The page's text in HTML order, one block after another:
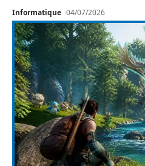
Informatique 04/07/2026